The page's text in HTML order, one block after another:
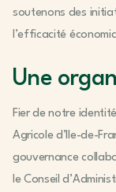
soutenons des
l’efficacité
Une
Fier de notre
Agricole d’Ile-de-
gouvernance
le Conseil